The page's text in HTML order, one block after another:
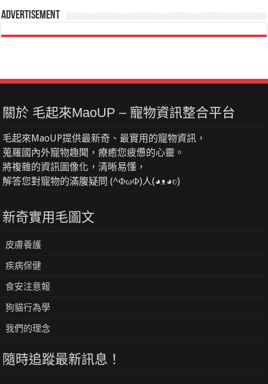
Advertisement
關於 毛起來MaoUP – 寵物資訊整合平台
毛起來MaoUP提供最新奇、最實用的寵物資訊，
蒐羅國內外寵物趣聞，療癒您疲憊的心靈。
將複雜的資訊圖像化，清晰易懂，
解答您對寵物的滿腹疑問 (^ΦωΦ)人(◕ᴥ◕ʋ)
新奇實用毛圖文
皮膚養護
疾病保健
食安注意報
狗貓行為學
我們的理念
隨時追蹤最新訊息！